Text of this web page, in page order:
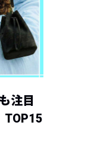
注目
TOP15